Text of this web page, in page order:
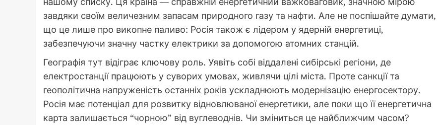
завдяки своїм величезним запасам природного газу та нафти. Але не поспішайте думати,
що це лише про викопне паливо: Росія також є лідером у ядерній енергетиці,
забезпечуючи значну частку електрики за допомогою атомних станцій.
Географія тут відіграє ключову роль. Уявіть собі віддалені сибірські регіони, де
електростанції працюють у суворих умовах, живлячи цілі міста. Проте санкції та
геополітична напруженість останніх років ускладнюють модернізацію енергосектору.
Росія має потенціал для розвитку відновлюваної енергетики, але поки що її енергетична
карта залишається “чорною” від вуглеводнів. Чи зміниться це найближчим часом?